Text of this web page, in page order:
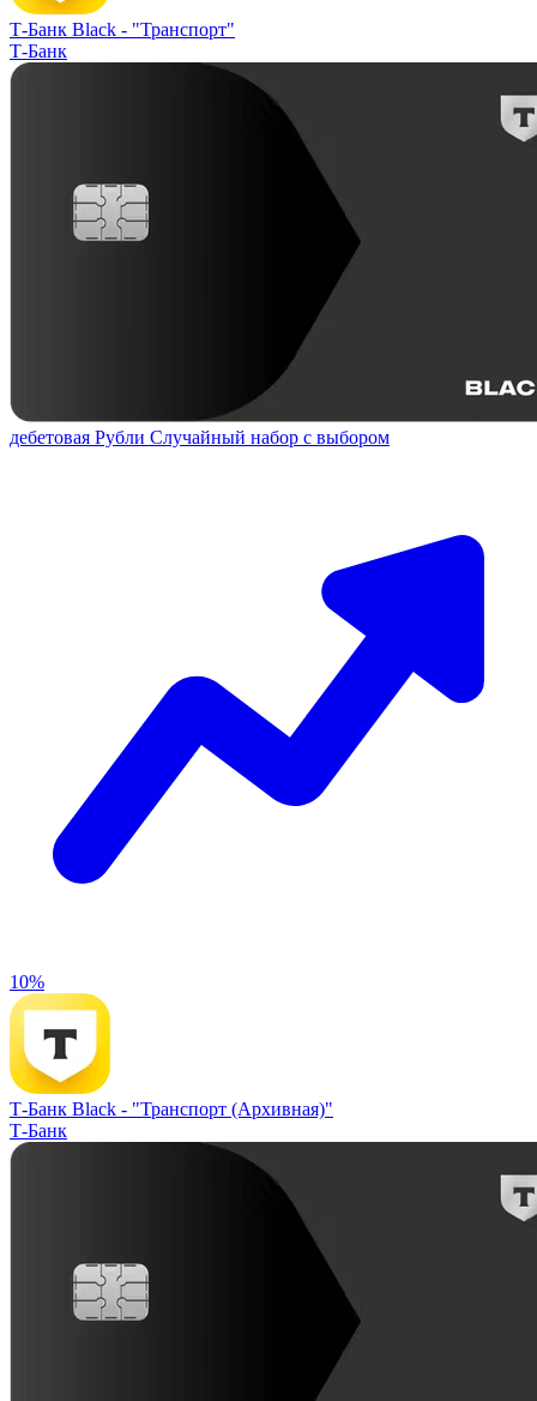
Т-Банк Black - "Транспорт"
Т-Банк
дебетовая Рубли Случайный набор с выбором
10%
Т-Банк Black - "Транспорт (Архивная)"
Т-Банк